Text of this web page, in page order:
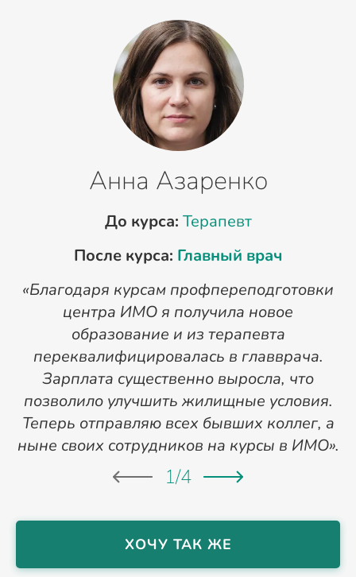
Анна Азаренко
До курса: Терапевт
После курса: Главный врач
«Благодаря курсам профпереподготовки
центра ИМО я получила новое
образование и из терапевта
переквалифицировалась в главврача.
Зарплата существенно выросла, что
позволило улучшить жилищные условия.
Теперь отправляю всех бывших коллег, а
ныне своих сотрудников на курсы в ИМО».
1/4
ХОЧУ ТАК ЖЕ